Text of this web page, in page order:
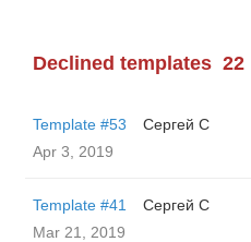
Declined templates 22
Template #53
Сергей С
Apr 3, 2019
Template #41
Сергей С
Mar 21, 2019